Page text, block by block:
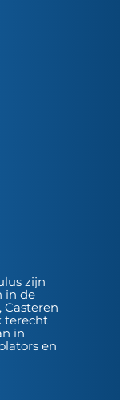
zijn
in de
Casteren
terecht
in
en